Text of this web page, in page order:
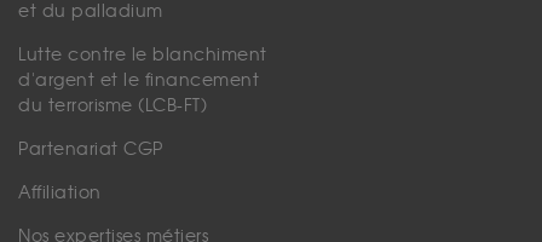
et du palladium
Lutte contre le blanchiment
d'argent et le financement
du terrorisme (LCB-FT)
Partenariat CGP
Affiliation
Nos expertises métiers